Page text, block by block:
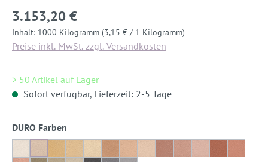
3.153,20 €
Inhalt: 1000 Kilogramm (3,15 € / 1 Kilogramm)
Preise inkl. MwSt. zzgl. Versandkosten
> 50 Artikel auf Lager
Sofort verfügbar, Lieferzeit: 2-5 Tage
DURO Farben
Dover-Weiß
Delphi-Weiß
Römisch-Ocker
Römisch-Ocker 50%
Römisch-Ocker 20%
Nassau-Orange
Nassau-Orange 50%
Nassau-Orange 20%
Djenné-Rot
Djenné-Rot 50%
Djenné-Rot 20%
Ayers-Rock
Ayers-